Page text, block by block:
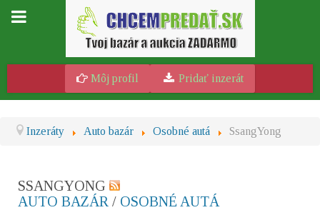
Môj profil Pridať inzerát
Inzeráty Auto bazár Osobné autá SsangYong
SSANGYONG
AUTO BAZÁR / OSOBNÉ AUTÁ